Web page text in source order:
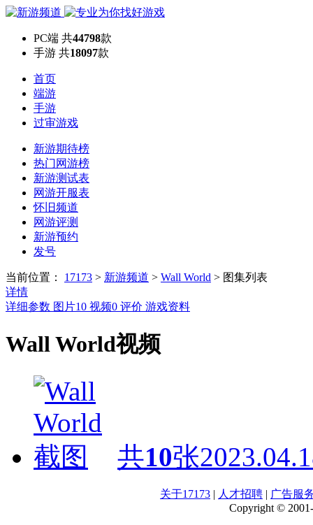
PC端 共44798款
手游 共18097款
首页
端游
手游
过审游戏
新游期待榜
热门网游榜
新游测试表
网游开服表
怀旧频道
网游评测
新游预约
发号
当前位置： 17173 > 新游频道 > Wall World > 图集列表
详情
详细参数 图片10 视频0 评价 游戏资料
Wall World视频
共10张
关于17173 | 人才招聘 | 广告服
Copyright ©